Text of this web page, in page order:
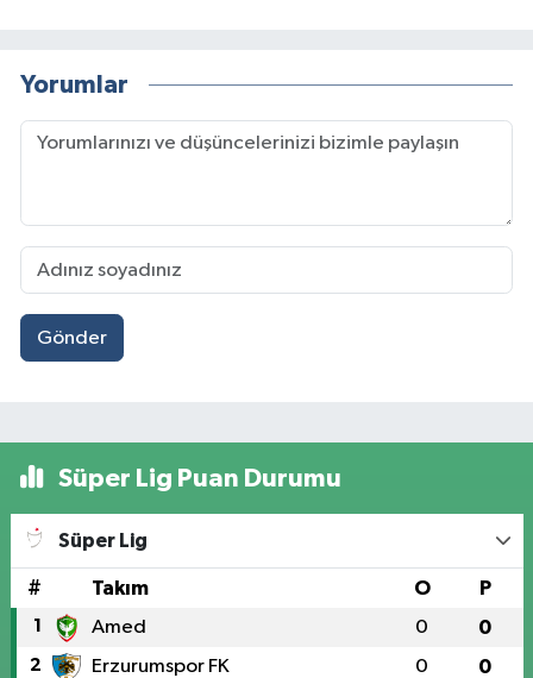
Yorumlar
Gönder
Süper Lig Puan Durumu
Süper Lig
# Takım O P
1 Amed 0 0
2 Erzurumspor FK 0 0